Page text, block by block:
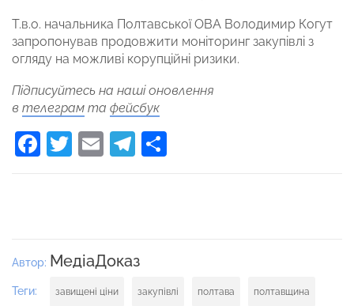
Т.в.о. начальника Полтавської ОВА Володимир Когут
запропонував продовжити моніторинг закупівлі з
огляду на можливі корупційні ризики.
Підписуйтесь на наші оновлення
в телеграм та фейсбук
Facebook
Twitter
EmailTelegram
Автор: МедіаДоказ
Теги: завищені ціни закупівлі полтава полтавщина